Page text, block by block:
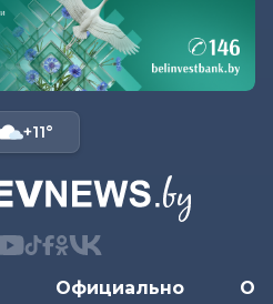
+11°
Официально